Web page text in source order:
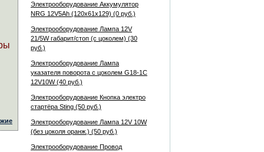
Электрооборудование Аккумулятор
NRG 12V5Ah (120x61x129) (0 руб.)
Электрооборудование Лампа 12V
21/5W габарит/стоп (с цоколем) (30
руб.)
Электрооборудование Лампа
указателя поворота с цоколем G18-1C
12V10W (40 руб.)
Электрооборудование Кнопка электро
стартёра Sting (50 руб.)
Электрооборудование Лампа 12V 10W
(без цоколя оранж.) (50 руб.)
Электрооборудование Провод